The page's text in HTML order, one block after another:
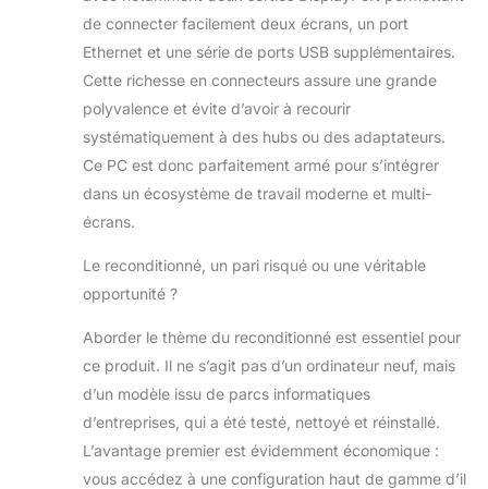
de connecter facilement deux écrans, un port
Ethernet et une série de ports USB supplémentaires.
Cette richesse en connecteurs assure une grande
polyvalence et évite d’avoir à recourir
systématiquement à des hubs ou des adaptateurs.
Ce PC est donc parfaitement armé pour s’intégrer
dans un écosystème de travail moderne et multi-
écrans.
Le reconditionné, un pari risqué ou une véritable
opportunité ?
Aborder le thème du reconditionné est essentiel pour
ce produit. Il ne s’agit pas d’un ordinateur neuf, mais
d’un modèle issu de parcs informatiques
d’entreprises, qui a été testé, nettoyé et réinstallé.
L’avantage premier est évidemment économique :
vous accédez à une configuration haut de gamme d’il